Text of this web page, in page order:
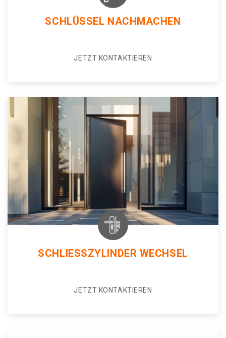
SCHLÜSSEL NACHMACHEN
JETZT KONTAKTIEREN
SCHLIESSZYLINDER WECHSEL
JETZT KONTAKTIEREN